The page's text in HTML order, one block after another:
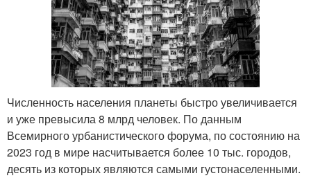
Численность населения планеты быстро увеличивается
и уже превысила 8 млрд человек. По данным
Всемирного урбанистического форума, по состоянию на
2023 год в мире насчитывается более 10 тыс. городов,
десять из которых являются самыми густонаселенными.